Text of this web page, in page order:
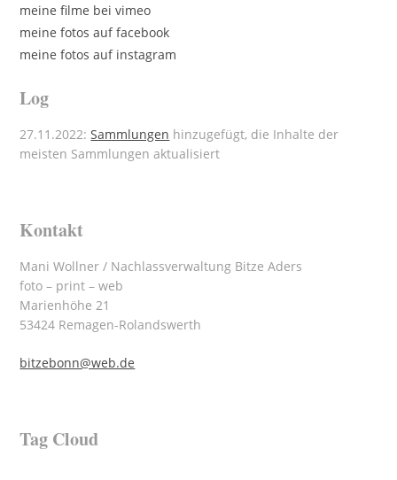
meine filme bei vimeo
meine fotos auf facebook
meine fotos auf instagram
Log
27.11.2022:Sammlungen hinzugefügt, die Inhalte der
meisten Sammlungen aktualisiert
Kontakt
Mani Wollner / Nachlassverwaltung Bitze Aders
foto – print – web
Marienhöhe 21
53424 Remagen-Rolandswerth
bitzebonn@web.de
Tag Cloud